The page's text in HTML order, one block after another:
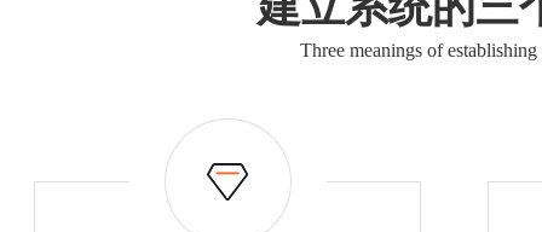
Three meanings of establishing